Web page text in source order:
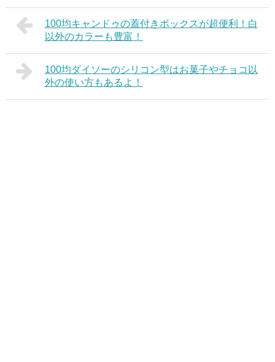
100均キャンドゥの蓋付きボックスが超便利！白
以外のカラーも豊富！
100均ダイソーのシリコン型はお菓子やチョコ以
外の使い方もあるよ！